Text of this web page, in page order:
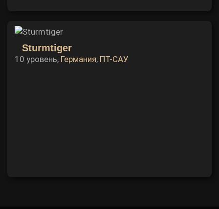
Sturmtiger
10 уровень, Германия, ПТ-САУ